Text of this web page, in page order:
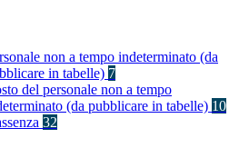
non a tempo indeterminato (da
in tabelle) 7
del personale non a tempo
(da pubblicare in tabelle) 10
32